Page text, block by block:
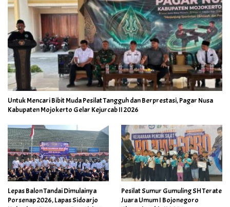
Untuk Mencari Bibit Muda Pesilat Tangguh dan Berprestasi, Pagar Nusa
Kabupaten Mojokerto Gelar Kejurcab II 2026
Lepas Balon Tandai Dimulainya
Porsenap 2026, Lapas Sidoarjo
Pesilat Sumur Gumuling SH Terate
Juara Umum I Bojonegoro